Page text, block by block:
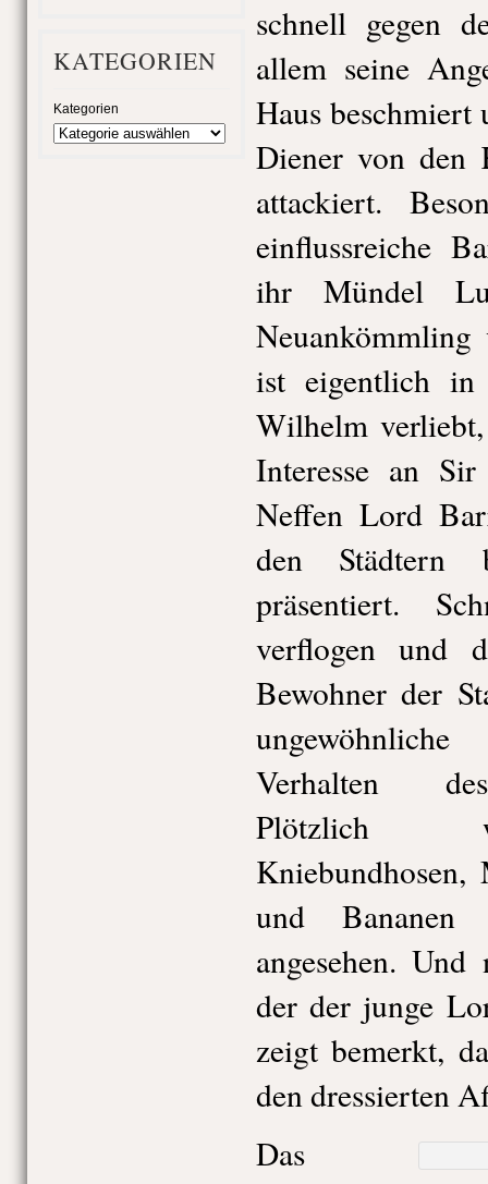
KATEGORIEN
Kategorien
schnell gegen
allem seine
Haus beschmiert
Diener von den
attackiert.
einflussreiche
ihr Mündel
Neuankömmling
ist eigentlich in
Wilhelm
Interesse an
Neffen Lord
den Städtern
präsentiert.
verflogen und
Bewohner der
Verhalten
Plötzlich
Kniebundhosen,
und Bananen
angesehen.
der der junge
zeigt bemerkt,
den dressierten
Das